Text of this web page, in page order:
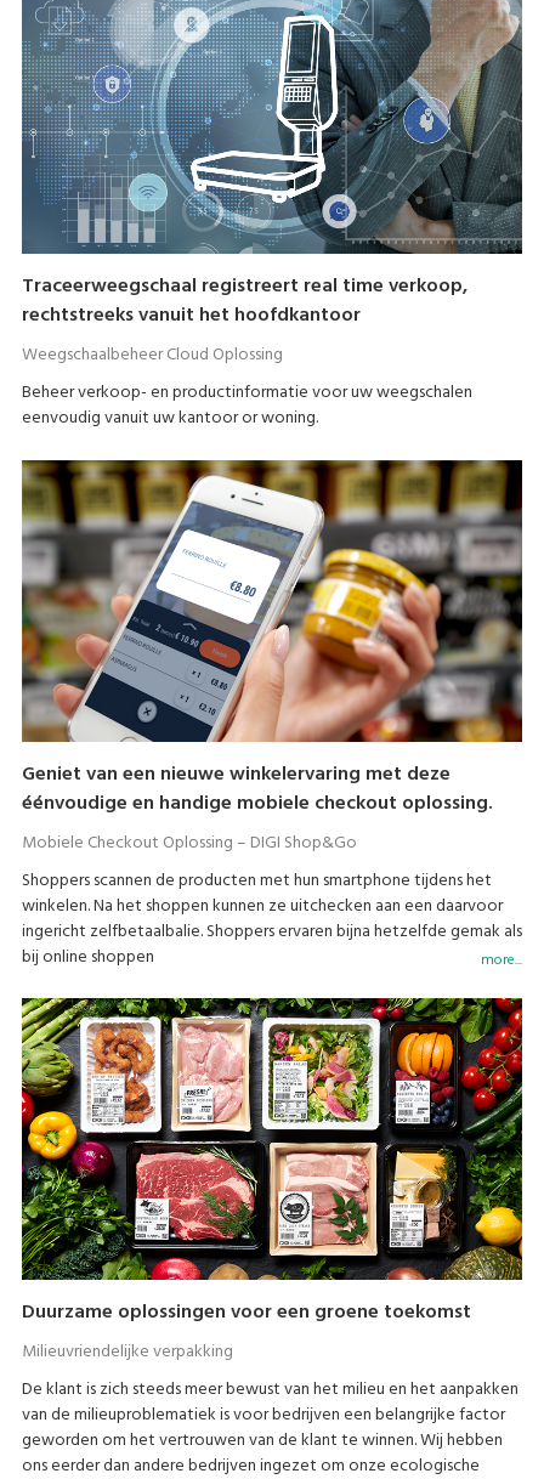
Traceerweegschaal registreert real time verkoop,
rechtstreeks vanuit het hoofdkantoor
Weegschaalbeheer Cloud Oplossing
Beheer verkoop- en productinformatie voor uw weegschalen
eenvoudig vanuit uw kantoor or woning.
Geniet van een nieuwe winkelervaring met deze
éénvoudige en handige mobiele checkout oplossing.
Mobiele Checkout Oplossing – DIGI Shop&Go
Shoppers scannen de producten met hun smartphone tijdens het
winkelen. Na het shoppen kunnen ze uitchecken aan een daarvoor
ingericht zelfbetaalbalie. Shoppers ervaren bijna hetzelfde gemak als
bij online shoppen
more...
Duurzame oplossingen voor een groene toekomst
Milieuvriendelijke verpakking
De klant is zich steeds meer bewust van het milieu en het aanpakken
van de milieuproblematiek is voor bedrijven een belangrijke factor
geworden om het vertrouwen van de klant te winnen. Wij hebben
ons eerder dan andere bedrijven ingezet om onze ecologische